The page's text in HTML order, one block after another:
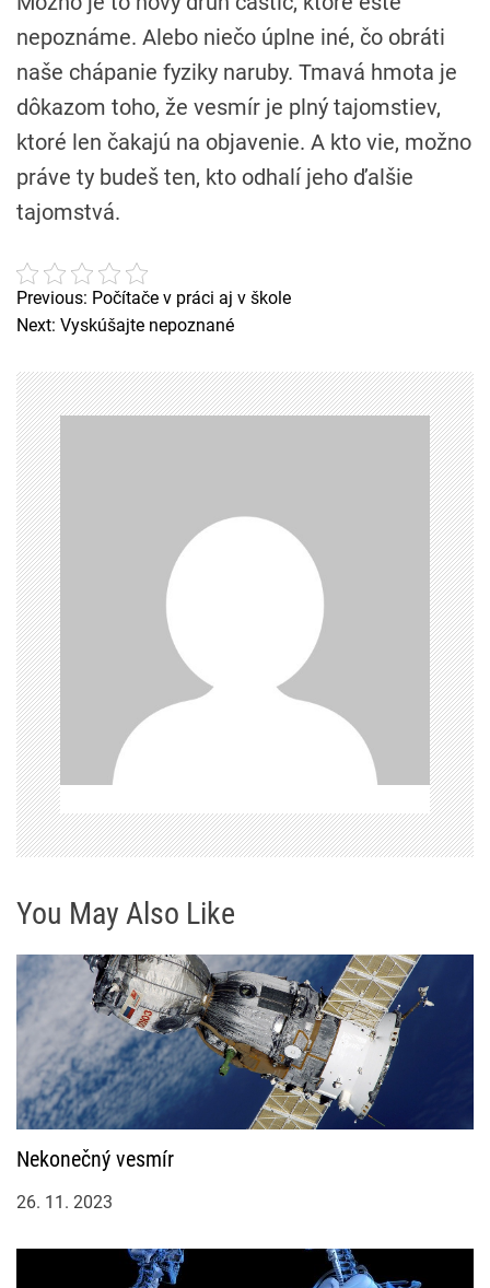
nepoznáme. Alebo niečo úplne iné, čo obráti
naše chápanie fyziky naruby. Tmavá hmota je
dôkazom toho, že vesmír je plný tajomstiev,
ktoré len čakajú na objavenie. A kto vie, možno
práve ty budeš ten, kto odhalí jeho ďalšie
tajomstvá.
N
v
i
g
a
c
e
p
r
o
p
ř
í
p
ě
v
k
Previous: Počítače v práci aj v škole
Next: Vyskúšajte nepoznané
You May Also Like
Nekonečný vesmír
26. 11. 2023